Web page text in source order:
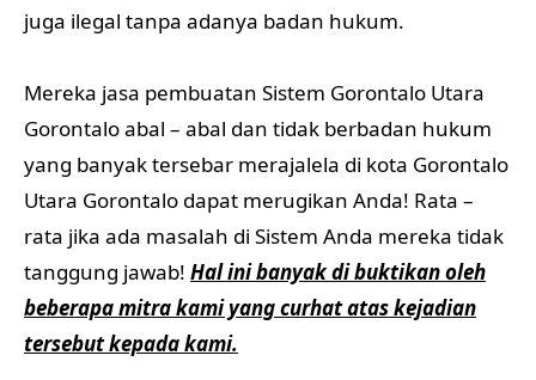
juga ilegal tanpa adanya badan hukum.
Mereka jasa pembuatan Sistem Gorontalo Utara
Gorontalo abal – abal dan tidak berbadan hukum
yang banyak tersebar merajalela di kota Gorontalo
Utara Gorontalo dapat merugikan Anda! Rata –
rata jika ada masalah di Sistem Anda mereka tidak
tanggung jawab! Hal ini banyak di buktikan oleh
beberapa mitra kami yang curhat atas kejadian
tersebut kepada kami.